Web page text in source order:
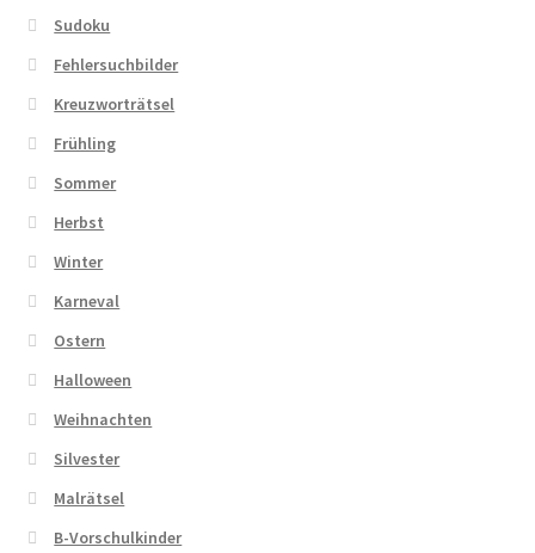
Sudoku
Fehlersuchbilder
Kreuzworträtsel
Frühling
Sommer
Herbst
Winter
Karneval
Ostern
Halloween
Weihnachten
Silvester
Malrätsel
B-Vorschulkinder